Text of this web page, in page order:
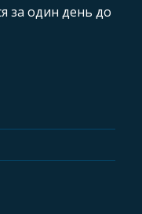
за один день до